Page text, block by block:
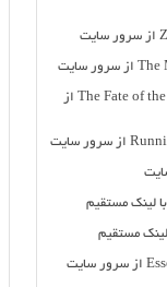
دانلود مستقیم فیلم خارجی The Fate of the Furious 2017 از